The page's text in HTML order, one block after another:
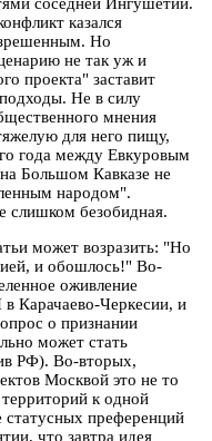
казался
Но
не так уж и
проекта" заставит
Не в силу
мнения
для него пищу,
года между Евкуровым
Большом Кавказе не
народом".
слишком безобидная.
может возразить: "Но
и обошлось!" Во-
оживление
Карачаево-Черкесии, и
о признании
может стать
РФ). Во-вторых,
Москвой это не то
к одной
статусных преференций
что завтра идея